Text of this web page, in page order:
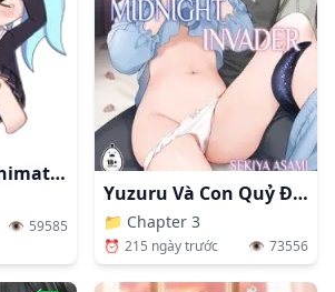
Anotoki Futteshimatta Moto Inkya No Onna Tomodati Ga Ura Aka Haisinsya Ni Natta Riyuu.
👁️ 59585
Yuzuru Và Con Quỷ Được Triệu Hồi
📁 Chapter 3
⏰ 215 ngày trước 👁️ 73556